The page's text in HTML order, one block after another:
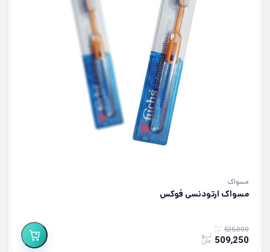
مسواک
مسواک ارتودنسی فوکس
525,000
509,250